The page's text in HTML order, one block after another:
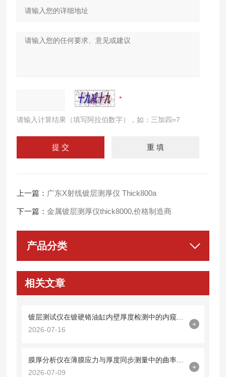
请输入计算结果（填写阿拉伯数字），如：三加四=7
上一篇： 广东X射线镀层测厚仪 Thick800a
下一篇：金属镀层测厚仪thick8000,价格制造商
产品分类
相关文章
2026-07-16
+
2026-07-09
+